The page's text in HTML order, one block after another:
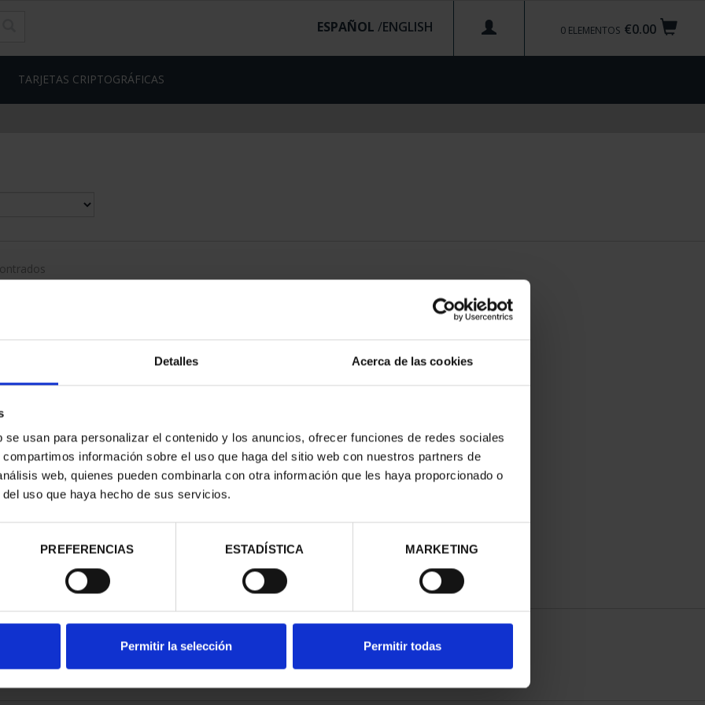
Detalles Acerca de las cookies
usan para personalizar el contenido y los anuncios, ofrecer funciones de redes sociales
información sobre el uso que haga del sitio web con nuestros partners de
web, quienes pueden combinarla con otra información que les haya proporcionado o
uso que haya hecho de sus servicios.
PREFERENCIAS ESTADÍSTICA MARKETING
Permitir la selección Permitir todas
€0.00
0 ELEMENTOS
ESPAÑOL /
TARJETAS CRIPTOGRÁFICAS
-